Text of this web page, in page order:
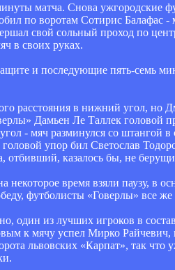
матча. Снова ужгородские
по воротам Сотирис Балафас -
свой сольный проход по
в своих руках.
и последующие пять-семь
расстояния в нижний угол,
Дамьен Ле Таллек головой
- мяч разминулся со
упор бил Светослав
отбивший, казалось бы, не
время взяли паузу, в
футболисты «Говерлы» все
один из лучших игроков в
к мячу успел Мирко Райчевич,
львовских «Карпат», так